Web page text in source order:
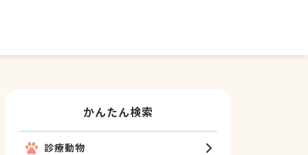
かんたん検索
診療動物